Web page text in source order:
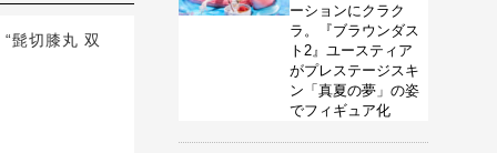
髭切膝丸 双
ーションにクラク
ラ。『ブラウンダス
ト2』ユースティア
がプレステージスキ
ン「真夏の夢」の姿
でフィギュア化